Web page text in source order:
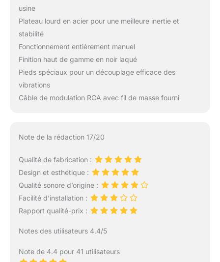
usine
Plateau lourd en acier pour une meilleure inertie et
stabilité
Fonctionnement entièrement manuel
Finition haut de gamme en noir laqué
Pieds spéciaux pour un découplage efficace des
vibrations
Câble de modulation RCA avec fil de masse fourni
Note de la rédaction 17/20
Qualité de fabrication :
Design et esthétique :
Qualité sonore d’origine :
Facilité d’installation :
Rapport qualité-prix :
Notes des utilisateurs 4.4/5
Note de 4.4 pour 41 utilisateurs